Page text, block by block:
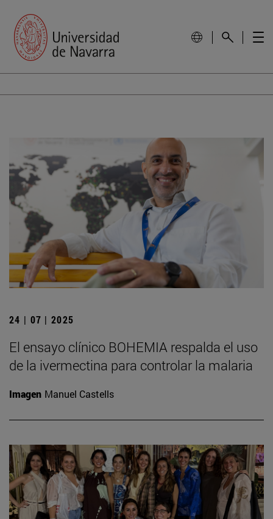
24 | 07 | 2025
El ensayo clínico BOHEMIA respalda el uso
de la ivermectina para controlar la malaria
Imagen Manuel Castells